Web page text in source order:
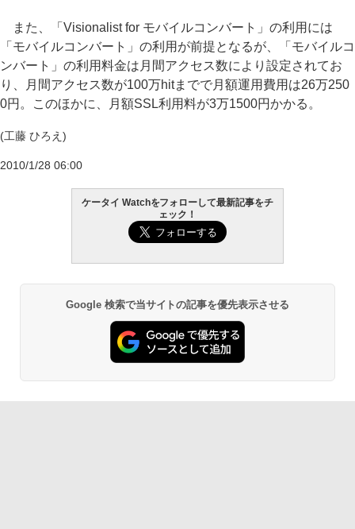
また、「Visionalist for モバイルコンバート」の利用には
「モバイルコンバート」の利用が前提となるが、「モバイルコ
ンバート」の利用料金は月間アクセス数により設定されてお
り、月間アクセス数が100万hitまでで月額運用費用は26万250
0円。このほかに、月額SSL利用料が3万1500円かかる。
(工藤 ひろえ)
2010/1/28 06:00
ケータイ Watchをフォローして最新記事をチ
ェック！
Google 検索で当サイトの記事を優先表示させる